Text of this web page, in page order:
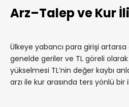
Arz–Talep ve Kur
Ülkeye yabancı para girişi artarsa
genelde geriler ve TL göreli olarak
yükselmesi TL’nin değer kaybı
arzı ile kur arasında ters yönlü bir